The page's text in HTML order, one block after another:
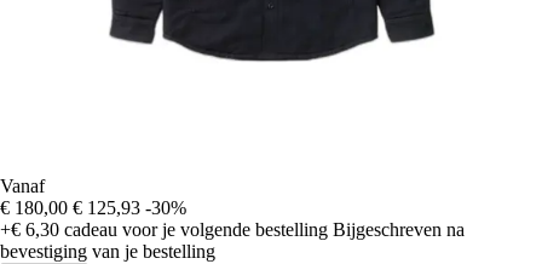
Vanaf
€ 180,00 € 125,93 -30%
+€ 6,30 cadeau voor je volgende bestelling Bijgeschreven na
bevestiging van je bestelling